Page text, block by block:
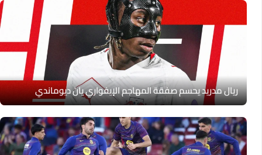
ريال مدريد يحسم صفقة المهاجم الإيفواري يان ديوماندي